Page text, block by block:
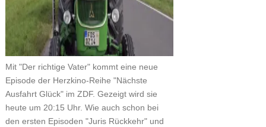
Mit "Der richtige Vater" kommt eine neue
Episode der Herzkino-Reihe "Nächste
Ausfahrt Glück" im ZDF. Gezeigt wird sie
heute um 20:15 Uhr. Wie auch schon bei
den ersten Episoden "Juris Rückkehr" und